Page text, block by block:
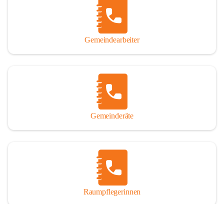
Gemeindearbeiter
Gemeinderäte
Raumpflegerinnen